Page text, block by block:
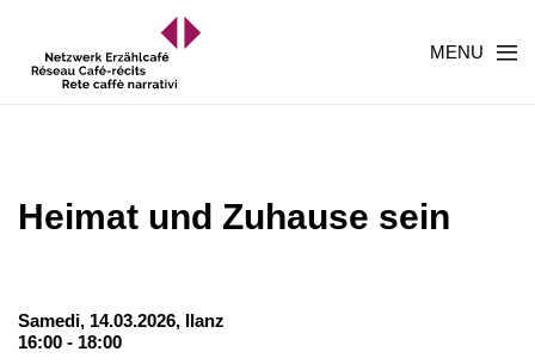
MENU
Heimat und Zuhause sein
Samedi, 14.03.2026, Ilanz
16:00 - 18:00